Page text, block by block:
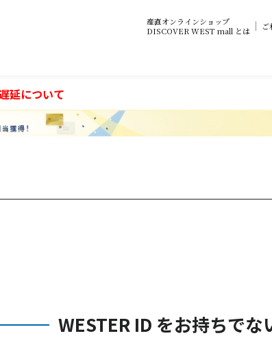
産直オンラインショップ
DISCOVER WEST mall とは
ご
延について
WESTER ID をお持ちでな